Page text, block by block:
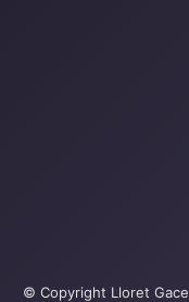
© Copyright Lloret